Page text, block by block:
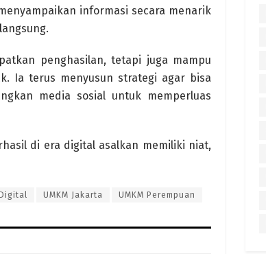
informasi secara menarik
penghasilan, tetapi juga mampu
Ia terus menyusun strategi agar bisa
media sosial untuk memperluas
di era digital asalkan memiliki niat,
UMKM Jakarta UMKM Perempuan